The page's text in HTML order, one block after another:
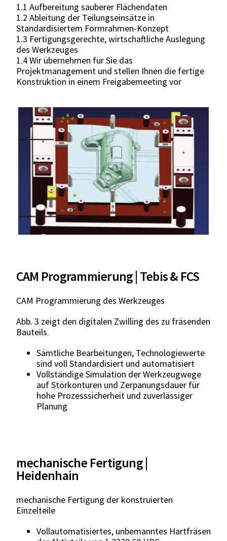
1.1 Aufbereitung sauberer Flächendaten
1.2 Ableitung der Teilungseinsätze in
Standardisiertem Formrahmen-Konzept
1.3 Fertigungsgerechte, wirtschaftliche Auslegung
des Werkzeuges
1.4 Wir übernehmen für Sie das
Projektmanagement und stellen Ihnen die fertige
Konstruktion in einem Freigabemeeting vor
CAM Programmierung | Tebis & FCS
CAM Programmierung des Werkzeuges
Abb. 3 zeigt den digitalen Zwilling des zu fräsenden
Bauteils.
Sämtliche Bearbeitungen, Technologiewerte
sind voll Standardisiert und automatisiert
Vollständige Simulation der Werkzeugwege
auf Störkonturen und Zerpanungsdauer für
hohe Prozesssicherheit und zuverlässiger
Planung
mechanische Fertigung |
Heidenhain
mechanische Fertigung der konstruierten
Einzelteile
Vollautomatisiertes, unbemanntes Hartfräsen